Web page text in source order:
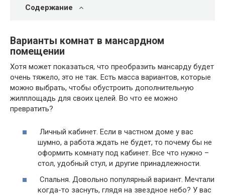
Содержание
Варианты комнат в мансардном
помещении
Хотя может показаться, что преобразить мансарду будет
очень тяжело, это не так. Есть масса вариантов, которые
можно выбрать, чтобы обустроить дополнительную
жилплощадь для своих целей. Во что ее можно
превратить?
Личный кабинет. Если в частном доме у вас
шумно, а работа ждать не будет, то почему бы не
оформить комнату под кабинет. Все что нужно –
стол, удобный стул, и другие принадлежности.
Спальня. Довольно популярный вариант. Мечтали
когда-то заснуть, глядя на звездное небо? У вас